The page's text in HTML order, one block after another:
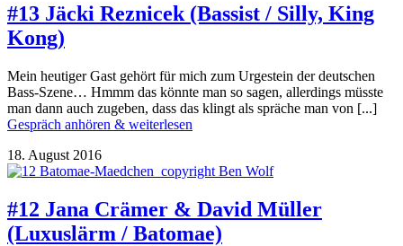
#13 Jäcki Reznicek (Bassist / Silly, King
Kong)
Mein heutiger Gast gehört für mich zum Urgestein der deutschen
Bass-Szene… Hmmm das könnte man so sagen, allerdings müsste
man dann auch zugeben, dass das klingt als spräche man von [...]
Gespräch anhören & weiterlesen
18. August 2016
#12 Jana Crämer & David Müller
(Luxuslärm / Batomae)